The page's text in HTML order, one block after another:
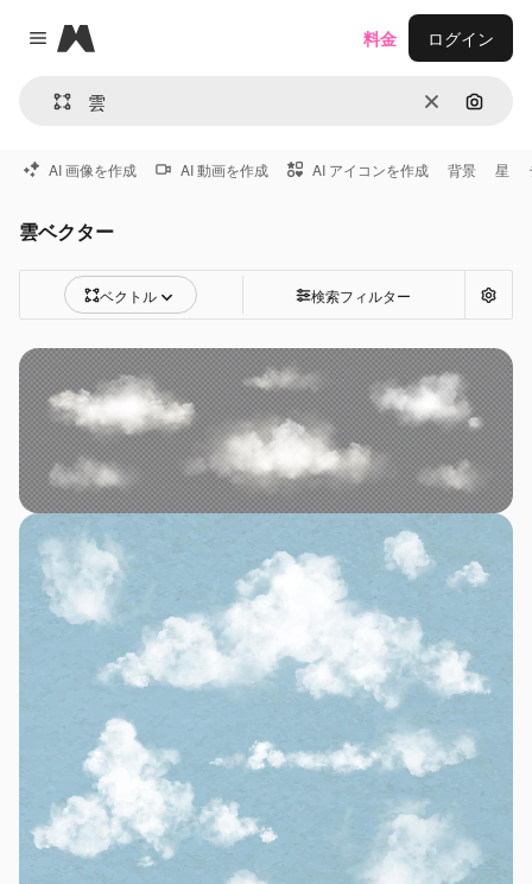
Close menu
Magnific
消去 画像で
料金 ログイン
AI 画像を作成 AI 動画を作成 AI アイコンを作成 背景 星
雲ベクター
ベクトル 検索フィルター